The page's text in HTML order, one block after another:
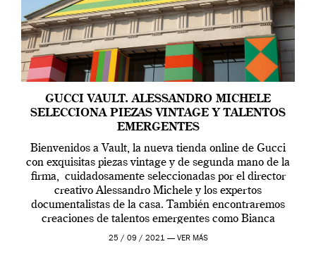
GUCCI VAULT. ALESSANDRO MICHELE
SELECCIONA PIEZAS VINTAGE Y TALENTOS
EMERGENTES
Bienvenidos a Vault, la nueva tienda online de Gucci
con exquisitas piezas vintage y de segunda mano de la
firma, cuidadosamente seleccionadas por el director
creativo Alessandro Michele y los expertos
documentalistas de la casa. También encontraremos
creaciones de talentos emergentes como Bianca
Saunders o Ahluwalia, a veces en exclusiva para Vault.
25 / 09 / 2021 — VER MÁS